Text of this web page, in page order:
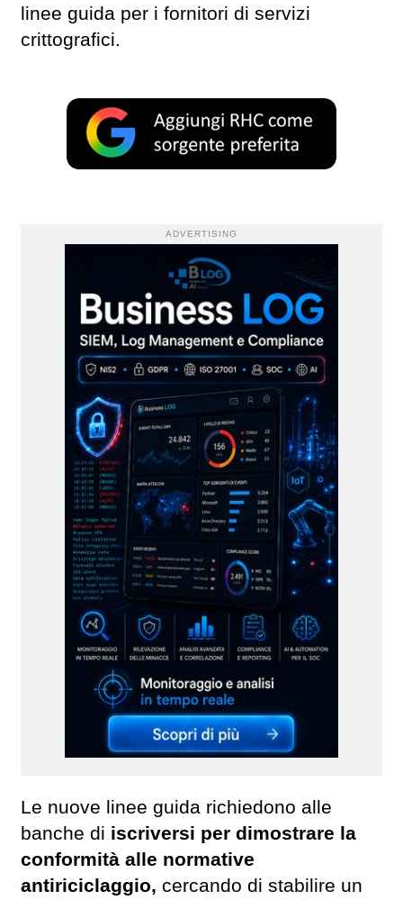
linee guida per i fornitori di servizi
crittografici.
ADVERTISING
Le nuove linee guida richiedono alle
banche di iscriversi per dimostrare la
conformità alle normative
antiriciclaggio, cercando di stabilire un